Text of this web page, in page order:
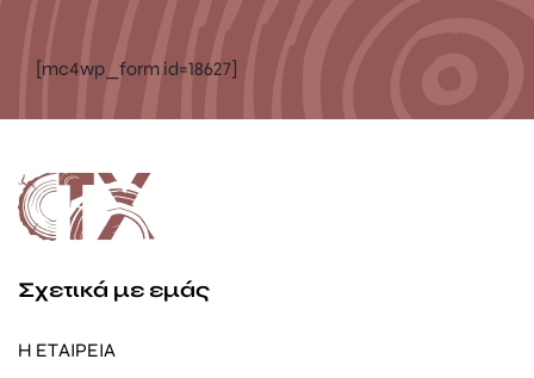
[mc4wp_form id=18627]
Σχετικά με εμάς
Η ΕΤΑΙΡΕΙΑ